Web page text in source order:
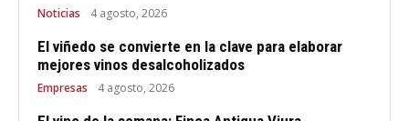
Noticias 4 agosto, 2026
El viñedo se convierte en la clave para elaborar
mejores vinos desalcoholizados
Empresas 4 agosto, 2026